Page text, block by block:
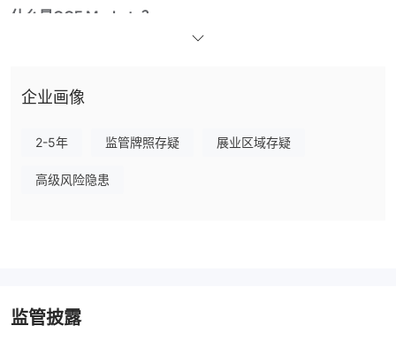
什么是CCF Markets？
CCF Markets，成立于2022年并在中国注册，是一家交易平台，提
Markets目前缺乏有效的监管，没有任何政府或金融机构的监督，这
在与他们进行投资时引入了一定的风险。
单有组织的信息。如果您感兴趣，请继续阅读。在文章的结尾，我们
还将简要总结，以便您一目了然地了解该经纪人的特点。
Equiti -一家值得信赖的全球经纪商，专注于外汇、商品和指数的
企业画像
2-5年 监管牌照存疑 展业区域存疑
高级风险隐患
监管披露